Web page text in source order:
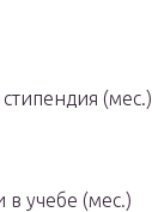
стипендия (мес.)
в учебе (мес.)